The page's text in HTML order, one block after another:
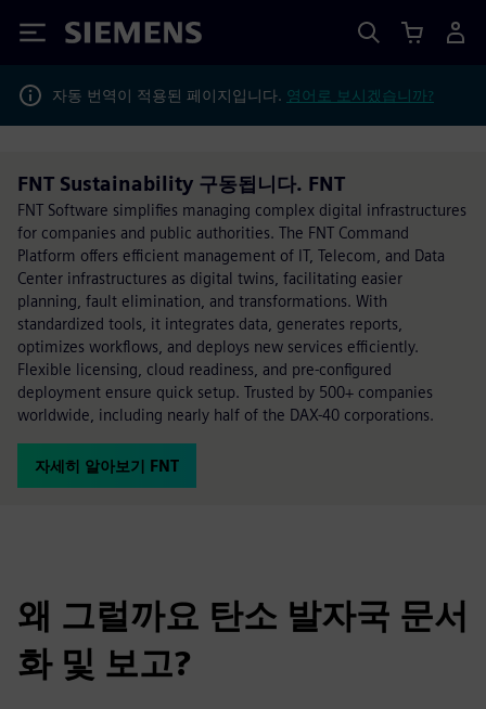
Siemens
자동 번역이 적용된 페이지입니다. 영어로 보시겠습니까?
FNT Sustainability 구동됩니다. FNT
FNT Software simplifies managing complex digital infrastructures
for companies and public authorities. The FNT Command
Platform offers efficient management of IT, Telecom, and Data
Center infrastructures as digital twins, facilitating easier
planning, fault elimination, and transformations. With
standardized tools, it integrates data, generates reports,
optimizes workflows, and deploys new services efficiently.
Flexible licensing, cloud readiness, and pre-configured
deployment ensure quick setup. Trusted by 500+ companies
worldwide, including nearly half of the DAX-40 corporations.
자세히 알아보기 FNT
왜 그럴까요 탄소 발자국 문서
화 및 보고?